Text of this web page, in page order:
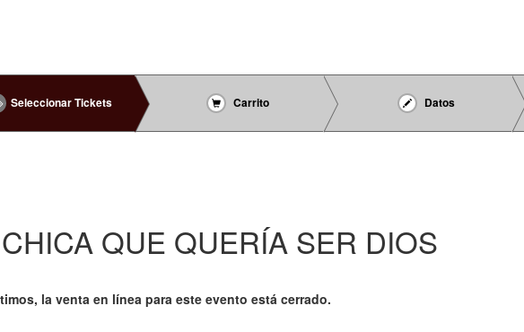
Seleccionar Tickets Carrito Datos
QUE QUERÍA SER DIOS
la venta en línea para este evento está cerrado.